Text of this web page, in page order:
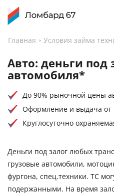
Главная Условия займа
Авто: деньги под
автомобиля*
До 90% рыночной цены
Оформление и выдача от
Круглосуточно
Деньги под залог любых
грузовые автомобили,
фургона, спец.техники. ТС
подержанными. На время